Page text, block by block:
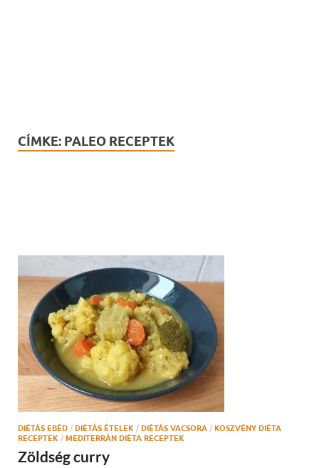
CÍMKE: PALEO RECEPTEK
DIÉTÁS EBÉD / DIÉTÁS ÉTELEK / DIÉTÁS VACSORA / KÖSZVÉNY DIÉTA
RECEPTEK / MEDITERRÁN DIÉTA RECEPTEK
Zöldség curry